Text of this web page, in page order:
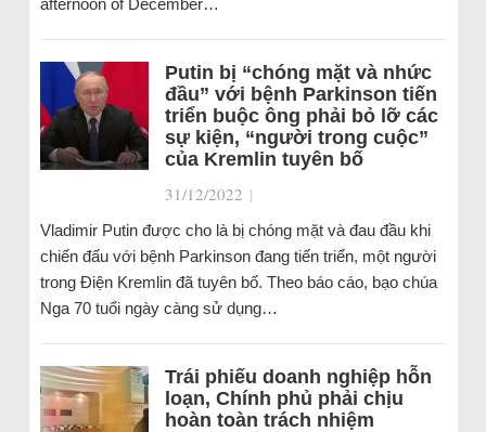
afternoon of December…
Putin bị “chóng mặt và nhức
đầu” với bệnh Parkinson tiến
triển buộc ông phải bỏ lỡ các
sự kiện, “người trong cuộc”
của Kremlin tuyên bố
31/12/2022 |
Vladimir Putin được cho là bị chóng mặt và đau đầu khi
chiến đấu với bệnh Parkinson đang tiến triển, một người
trong Điện Kremlin đã tuyên bố. Theo báo cáo, bạo chúa
Nga 70 tuổi ngày càng sử dụng…
Trái phiếu doanh nghiệp hỗn
loạn, Chính phủ phải chịu
hoàn toàn trách nhiệm